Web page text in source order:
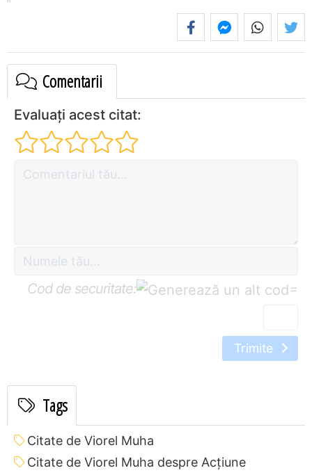
Comentarii
Evaluați acest citat:
Cod de securitate: =
Trimite
Tags
Citate de Viorel Muha
Citate de Viorel Muha despre Acțiune